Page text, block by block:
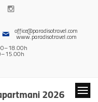
office@paradisotravel.com
www.paradisotravel.com
2026